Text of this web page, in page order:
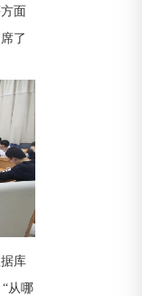
面
了
库
从哪